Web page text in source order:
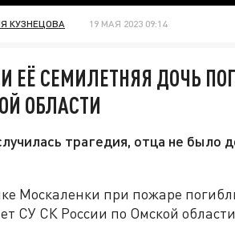
КУЗНЕЦОВА 19 МАЯ 2023 09:14
ЕЁ СЕМИЛЕТНЯЯ ДОЧЬ
ОБЛАСТИ
трагедия, отца не было
Москаленки при пожаре
СУ СК России по Омской